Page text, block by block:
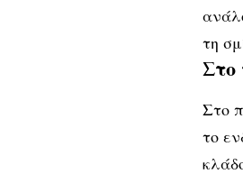
τη
Στο
Στο
το